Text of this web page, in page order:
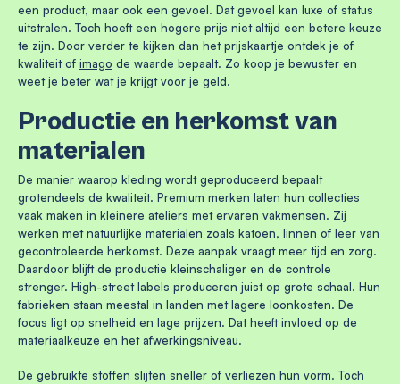
een product, maar ook een gevoel. Dat gevoel kan luxe of status
uitstralen. Toch hoeft een hogere prijs niet altijd een betere keuze
te zijn. Door verder te kijken dan het prijskaartje ontdek je of
kwaliteit of imago de waarde bepaalt. Zo koop je bewuster en
weet je beter wat je krijgt voor je geld.
Productie en herkomst van
materialen
De manier waarop kleding wordt geproduceerd bepaalt
grotendeels de kwaliteit. Premium merken laten hun collecties
vaak maken in kleinere ateliers met ervaren vakmensen. Zij
werken met natuurlijke materialen zoals katoen, linnen of leer van
gecontroleerde herkomst. Deze aanpak vraagt meer tijd en zorg.
Daardoor blijft de productie kleinschaliger en de controle
strenger. High-street labels produceren juist op grote schaal. Hun
fabrieken staan meestal in landen met lagere loonkosten. De
focus ligt op snelheid en lage prijzen. Dat heeft invloed op de
materiaalkeuze en het afwerkingsniveau.
De gebruikte stoffen slijten sneller of verliezen hun vorm. Toch